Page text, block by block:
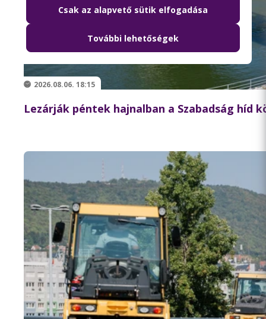
2026.08.06. 18:15
Lezárják péntek hajnalban a Szabadság híd
Csak az alapvető sütik elfogadása
További lehetőségek